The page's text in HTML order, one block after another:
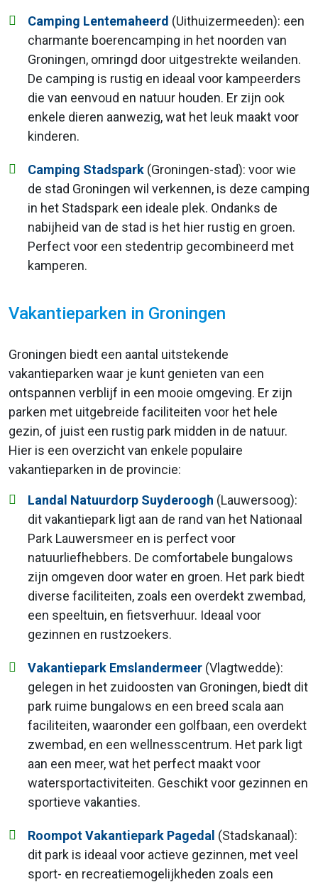
Camping Lentemaheerd (Uithuizermeeden): een
charmante boerencamping in het noorden van
Groningen, omringd door uitgestrekte weilanden.
De camping is rustig en ideaal voor kampeerders
die van eenvoud en natuur houden. Er zijn ook
enkele dieren aanwezig, wat het leuk maakt voor
kinderen.
Camping Stadspark (Groningen-stad): voor wie
de stad Groningen wil verkennen, is deze camping
in het Stadspark een ideale plek. Ondanks de
nabijheid van de stad is het hier rustig en groen.
Perfect voor een stedentrip gecombineerd met
kamperen.
Vakantieparken in Groningen
Groningen biedt een aantal uitstekende
vakantieparken waar je kunt genieten van een
ontspannen verblijf in een mooie omgeving. Er zijn
parken met uitgebreide faciliteiten voor het hele
gezin, of juist een rustig park midden in de natuur.
Hier is een overzicht van enkele populaire
vakantieparken in de provincie:
Landal Natuurdorp Suyderoogh (Lauwersoog):
dit vakantiepark ligt aan de rand van het Nationaal
Park Lauwersmeer en is perfect voor
natuurliefhebbers. De comfortabele bungalows
zijn omgeven door water en groen. Het park biedt
diverse faciliteiten, zoals een overdekt zwembad,
een speeltuin, en fietsverhuur. Ideaal voor
gezinnen en rustzoekers.
Vakantiepark Emslandermeer (Vlagtwedde):
gelegen in het zuidoosten van Groningen, biedt dit
park ruime bungalows en een breed scala aan
faciliteiten, waaronder een golfbaan, een overdekt
zwembad, en een wellnesscentrum. Het park ligt
aan een meer, wat het perfect maakt voor
watersportactiviteiten. Geschikt voor gezinnen en
sportieve vakanties.
Roompot Vakantiepark Pagedal (Stadskanaal):
dit park is ideaal voor actieve gezinnen, met veel
sport- en recreatiemogelijkheden zoals een